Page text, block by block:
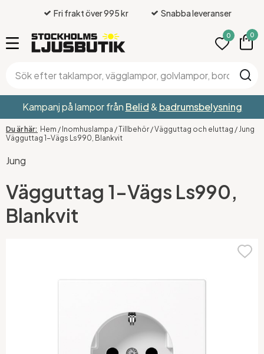
Fri frakt över 995 kr Snabba leveranser
0 0
Kampanj på lampor från Belid& badrumsbelysning
Hem / Inomhuslampa /Tillbehör /Vägguttag och eluttag / Jung
Vägguttag 1-Vägs Ls990, Blankvit
Jung
Vägguttag 1-Vägs Ls990,
Blankvit